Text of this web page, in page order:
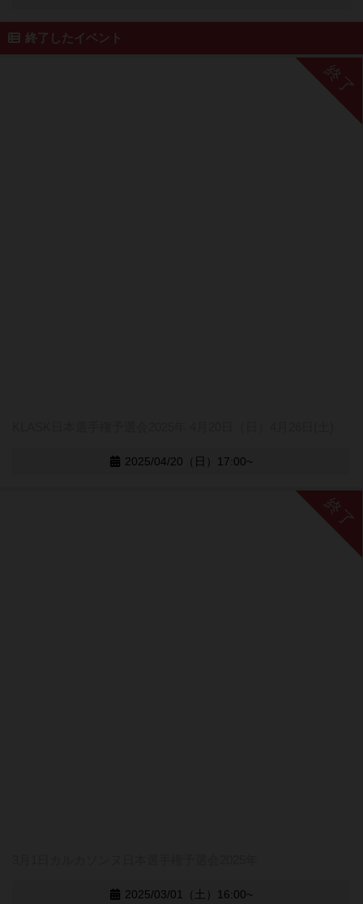
終了したイベント
終了
2025/04/20（日）17:00~
終了
2025/03/01（土）16:00~